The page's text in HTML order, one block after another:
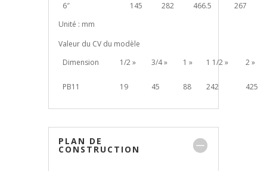
6″ 145 282 466.5
267
Unité : mm
Valeur du CV du modèle
Dimension
1/2 » 3/4 » 1 » 1 1/2 » 2 »
PB11 19 45 88 242 425
PLAN DE
CONSTRUCTION